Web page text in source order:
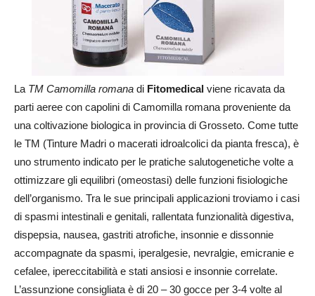
La TM Camomilla romana di Fitomedical viene ricavata da
parti aeree con capolini di Camomilla romana proveniente da
una coltivazione biologica in provincia di Grosseto. Come tutte
le TM (Tinture Madri o macerati idroalcolici da pianta fresca), è
uno strumento indicato per le pratiche salutogenetiche volte a
ottimizzare gli equilibri (omeostasi) delle funzioni fisiologiche
dell’organismo. Tra le sue principali applicazioni troviamo i casi
di spasmi intestinali e genitali, rallentata funzionalità digestiva,
dispepsia, nausea, gastriti atrofiche, insonnie e dissonnie
accompagnate da spasmi, iperalgesie, nevralgie, emicranie e
cefalee, ipereccitabilità e stati ansiosi e insonnie correlate.
L’assunzione consigliata è di 20 – 30 gocce per 3-4 volte al